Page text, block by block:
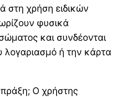
στη χρήση ειδικών
φυσικά
και συνδέονται
λογαριασμό ή την κάρτα
πράξη; Ο χρήστης